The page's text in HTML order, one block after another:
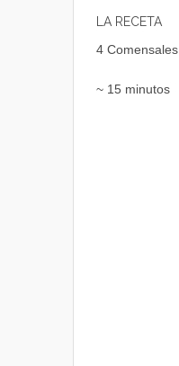
LA RECETA
4 Comensales
~ 15 minutos